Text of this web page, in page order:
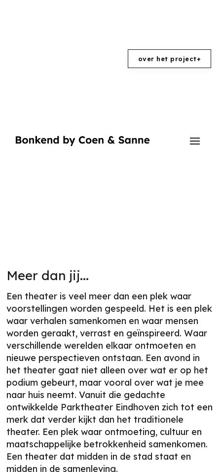
Meer dan jij...
Een theater is veel meer dan een plek waar
voorstellingen worden gespeeld. Het is een plek
waar verhalen samenkomen en waar mensen
worden geraakt, verrast en geïnspireerd. Waar
verschillende werelden elkaar ontmoeten en
nieuwe perspectieven ontstaan. Een avond in
het theater gaat niet alleen over wat er op het
podium gebeurt, maar vooral over wat je mee
naar huis neemt. Vanuit die gedachte
ontwikkelde Parktheater Eindhoven zich tot een
merk dat verder kijkt dan het traditionele
theater. Een plek waar ontmoeting, cultuur en
maatschappelijke betrokkenheid samenkomen.
Een theater dat midden in de stad staat en
midden in de samenleving.
over het project+